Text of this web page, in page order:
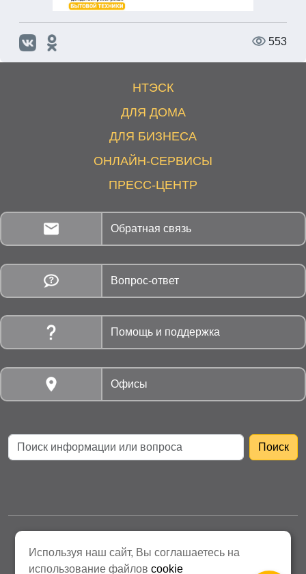
553
НТЭСК
ДЛЯ ДОМА
ДЛЯ БИЗНЕСА
ОНЛАЙН-СЕРВИСЫ
ПРЕСС-ЦЕНТР
Обратная связь
Вопрос-ответ
Помощь и поддержка
Офисы
АО «Нижнетагильская Энергосбытовая компания»
Политика защиты персональных данных
Используя наш сайт, Вы соглашаетесь на
использование файловcookie